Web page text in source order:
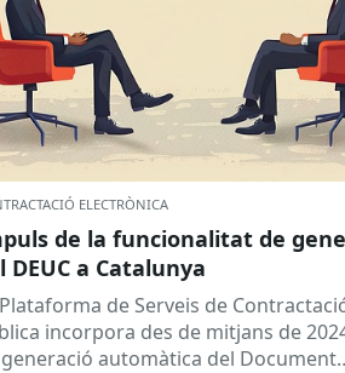
ELECTRÒNICA
de la funcionalitat de
DEUC a Catalunya
de Serveis de
incorpora des de mitjans de
automàtica del Document